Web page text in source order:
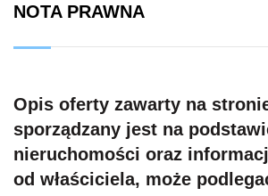
NOTA PRAWNA
Opis oferty zawarty na
sporządzany jest na
nieruchomości oraz
od właściciela, może